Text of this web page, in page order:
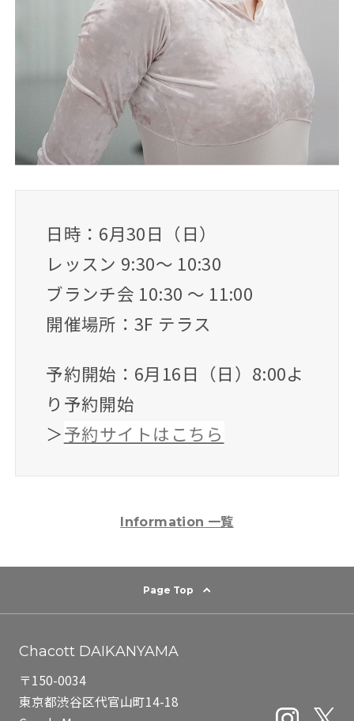
日時：6月30日（日）
レッスン 9:30～ 10:30
ブランチ会 10:30 ～ 11:00
開催場所：3F テラス
予約開始：6月16日（日）8:00よ
り予約開始
＞予約サイトはこちら
Information 一覧
Page Top
Chacott DAIKANYAMA
〒150-0034
東京都渋谷区代官山町14-18